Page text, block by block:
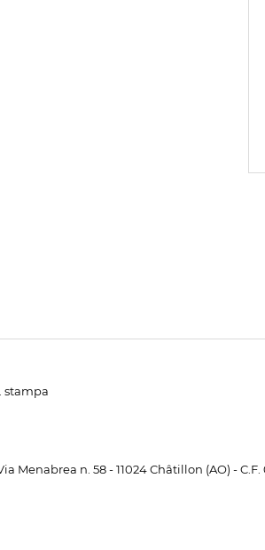
stampa
n. 58 - 11024 Châtillon (AO) -